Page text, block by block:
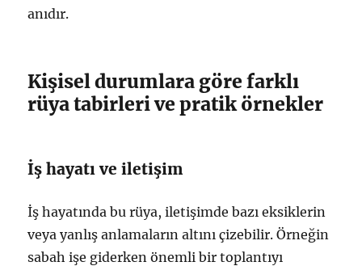
anıdır.
Kişisel durumlara göre farklı
rüya tabirleri ve pratik örnekler
İş hayatı ve iletişim
İş hayatında bu rüya, iletişimde bazı eksiklerin
veya yanlış anlamaların altını çizebilir. Örneğin
sabah işe giderken önemli bir toplantıyı